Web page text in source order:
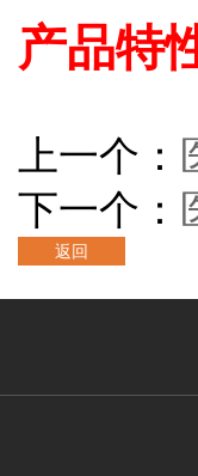
产品特
上一个：
下一个：
返回